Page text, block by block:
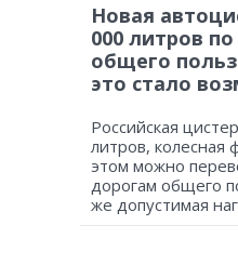
Новая
000 литров
общего
это стало
Российская
литров, колесная
этом можно
дорогам общего
же допустимая